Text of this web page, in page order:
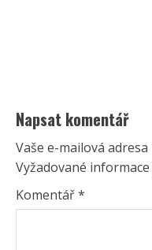
Napsat komentář
Vaše e-mailová
Vyžadované
Komentář*